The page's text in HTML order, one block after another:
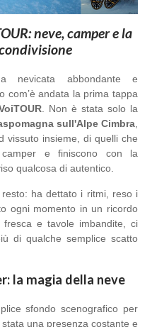
neve, camper e la
nevicata abbondante e
com’è andata la prima tappa
. Non è stata solo la
sull'Alpe Cimbra,
vissuto insieme, di quelli che
e finiscono con la
qualcosa di autentico.
ha dettato i ritmi, reso i
ogni momento in un ricordo
e tavole imbandite, ci
di qualche semplice scatto
la magia della neve
sfondo scenografico per
una presenza costante e